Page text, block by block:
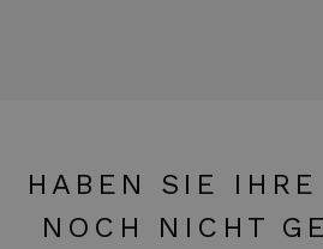
HABEN SIE IHRE
NOCH NICHT